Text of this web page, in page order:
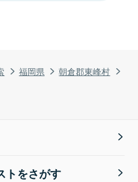
福岡県
朝倉郡東峰村
トをさがす